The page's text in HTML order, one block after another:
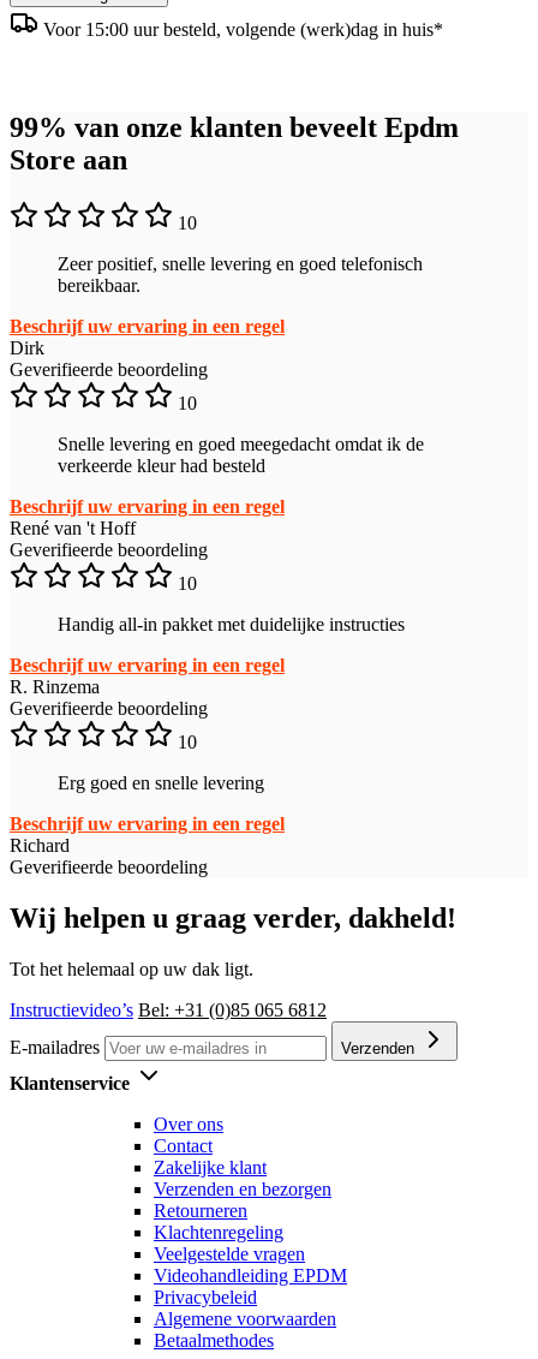
Voor 15:00 uur besteld, volgende (werk)dag in huis*
99% van onze klanten beveelt Epdm
Store aan
10
Zeer positief, snelle levering en goed telefonisch
bereikbaar.
Beschrijf uw ervaring in een regel
Dirk
Geverifieerde beoordeling
10
Snelle levering en goed meegedacht omdat ik de
verkeerde kleur had besteld
Beschrijf uw ervaring in een regel
René van 't Hoff
Geverifieerde beoordeling
10
Handig all-in pakket met duidelijke instructies
Beschrijf uw ervaring in een regel
R. Rinzema
Geverifieerde beoordeling
10
Erg goed en snelle levering
Beschrijf uw ervaring in een regel
Richard
Geverifieerde beoordeling
Wij helpen u graag verder, dakheld!
Tot het helemaal op uw dak ligt.
Instructievideo’s Bel: +31 (0)85 065 6812
E-mailadres
Verzenden
Klantenservice
Over ons
Contact
Zakelijke klant
Verzenden en bezorgen
Retourneren
Klachtenregeling
Veelgestelde vragen
Videohandleiding EPDM
Privacybeleid
Algemene voorwaarden
Betaalmethodes